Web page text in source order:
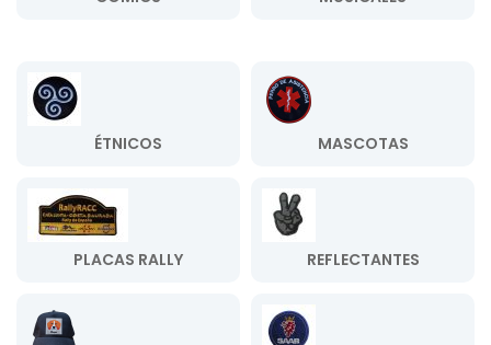
ÉTNICOS MASCOTAS
PLACAS RALLY REFLECTANTES